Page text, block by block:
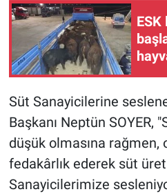
ESK
Süt Sanayicilerine
Başkanı Neptün SOYER,
düşük olmasına rağmen,
fedakârlık ederek süt
Sanayicilerimize